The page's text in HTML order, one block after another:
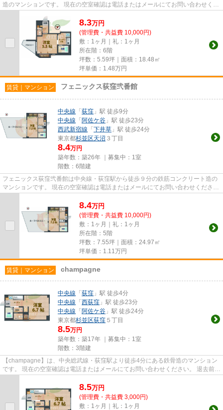
造のマンションです。 現在の空室確認は電話またはメールにてお問い合わせくだ
8.3万円
(管理費・共益費 10,000円)
敷：1ヶ月｜礼：1ヶ月
所在階：6階
坪数：5.59坪｜面積：18.48㎡
坪単価： 1.48万円
賃貸｜マンション フェニックス荻窪弐番館
中央線 「 荻窪 」駅 徒歩9分
中央線 「 阿佐ケ谷 」駅 徒歩23分
西武新宿線 「 下井草 」駅 徒歩24分
東京都杉並区天沼 ３丁目
8.4万円
築年数：築26年 ｜募集中： 1室
階数：6階建
フェニックス荻窪弐番館は中央線・荻窪駅から徒歩９分の鉄筋コンクリート造の
マンションです。 現在の空室確認は電話またはメールにてお問い合わせくださ
8.4万円
(管理費・共益費 10,000円)
敷：1ヶ月｜礼：1ヶ月
所在階：5階
坪数：7.55坪｜面積：24.97㎡
坪単価： 1.11万円
賃貸｜マンション champagne
中央線 「 荻窪 」駅 徒歩4分
中央線 「 西荻窪 」駅 徒歩23分
中央線 「 阿佐ケ谷 」駅 徒歩24分
東京都杉並区荻窪 ５丁目
8.5万円
築年数：築17年 ｜募集中： 1室
階数：3階建
【champagne】は、中央総武線・荻窪駅より徒歩4分にある鉄骨造のマンション
です。 現在の空室確認は電話またはメールにてお問い合わせください。 退去前情
8.5万円
(管理費・共益費 3,000円)
敷：1ヶ月｜礼：1ヶ月